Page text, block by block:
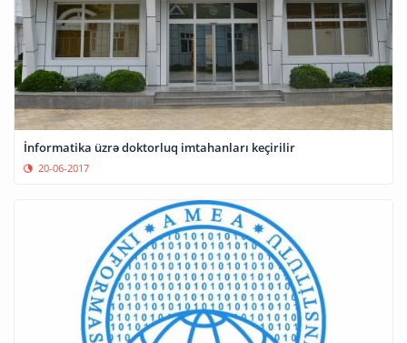
İnformatika üzrə doktorluq imtahanları keçirilir
20-06-2017